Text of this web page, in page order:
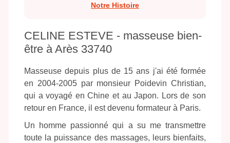
Notre Histoire
CELINE ESTEVE - masseuse bien-
être à Arès 33740
Masseuse depuis plus de 15 ans j'ai été formée
en 2004-2005 par monsieur Poidevin Christian,
qui a voyagé en Chine et au Japon. Lors de son
retour en France, il est devenu formateur à Paris.
Un homme passionné qui a su me transmettre
toute la puissance des massages, leurs bienfaits,